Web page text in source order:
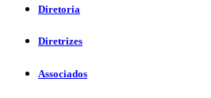
Diretoria
Diretrizes
Associados